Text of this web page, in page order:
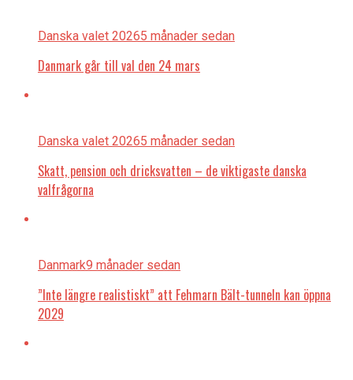
Danska valet 20265 månader sedan
Danmark går till val den 24 mars
Danska valet 20265 månader sedan
Skatt, pension och dricksvatten – de viktigaste danska
valfrågorna
Danmark9 månader sedan
”Inte längre realistiskt” att Fehmarn Bält-tunneln kan öppna
2029